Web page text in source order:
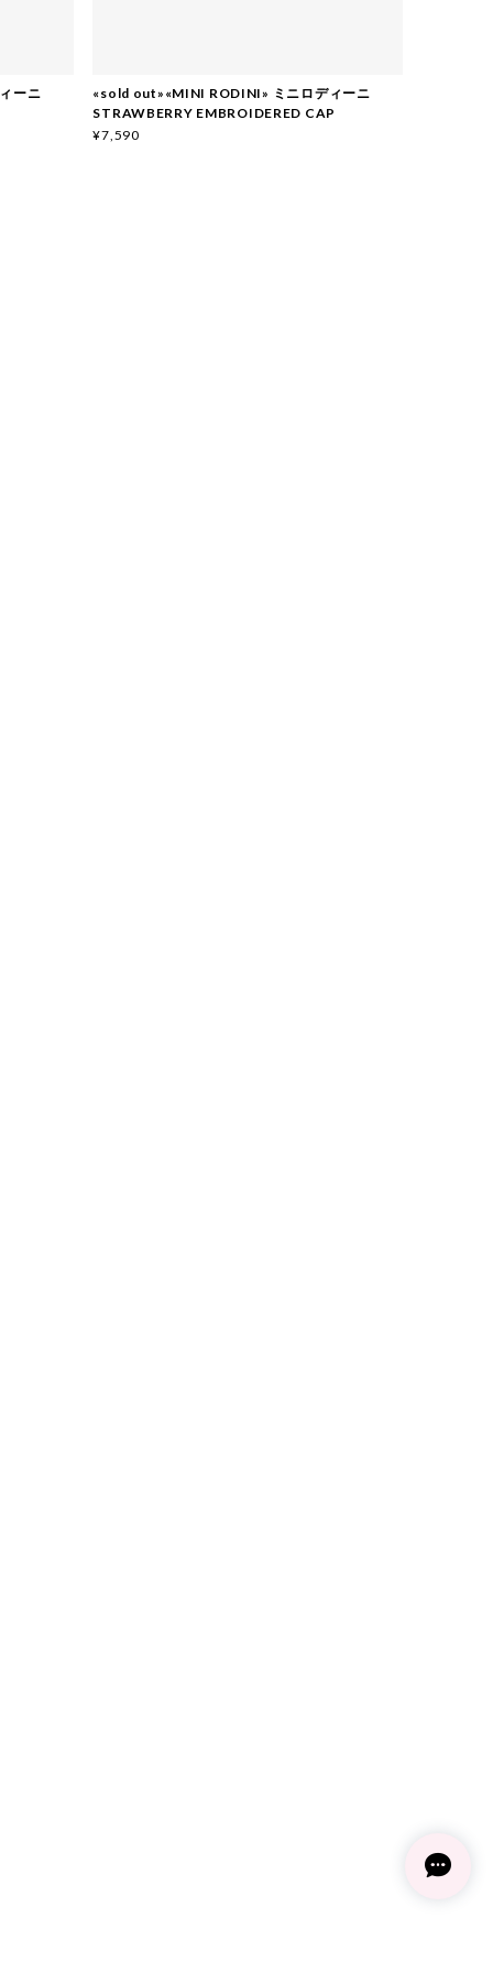
ーニ
«sold out»«MINI RODINI» ミニロディーニ
STRAWBERRY EMBROIDERED CAP
¥7,590